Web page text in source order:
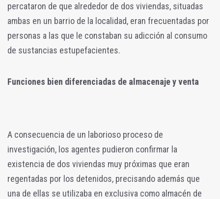
percataron de que alrededor de dos viviendas, situadas
ambas en un barrio de la localidad, eran frecuentadas por
personas a las que le constaban su adicción al consumo
de sustancias estupefacientes.
Funciones bien diferenciadas de almacenaje y venta
A consecuencia de un laborioso proceso de
investigación, los agentes pudieron confirmar la
existencia de dos viviendas muy próximas que eran
regentadas por los detenidos, precisando además que
una de ellas se utilizaba en exclusiva como almacén de